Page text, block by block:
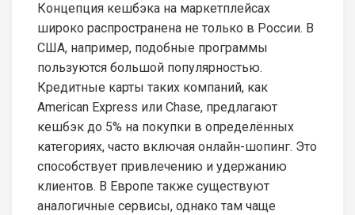
Концепция кешбэка на маркетплейсах
широко распространена не только в России. В
США, например, подобные программы
пользуются большой популярностью.
Кредитные карты таких компаний, как
American Express или Chase, предлагают
кешбэк до 5% на покупки в определённых
категориях, часто включая онлайн-шопинг. Это
способствует привлечению и удержанию
клиентов. В Европе также существуют
аналогичные сервисы, однако там чаще